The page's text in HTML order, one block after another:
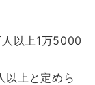
以上1万5000
以上と定めら